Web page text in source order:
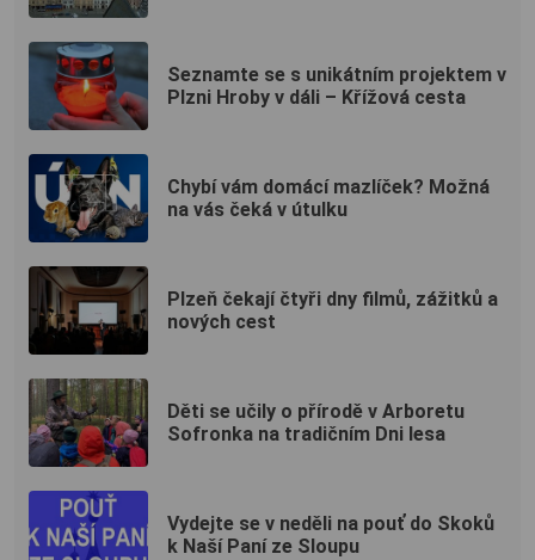
Seznamte se s unikátním projektem v
Plzni Hroby v dáli – Křížová cesta
Chybí vám domácí mazlíček? Možná
na vás čeká v útulku
Plzeň čekají čtyři dny filmů, zážitků a
nových cest
Děti se učily o přírodě v Arboretu
Sofronka na tradičním Dni lesa
Vydejte se v neděli na pouť do Skoků
k Naší Paní ze Sloupu